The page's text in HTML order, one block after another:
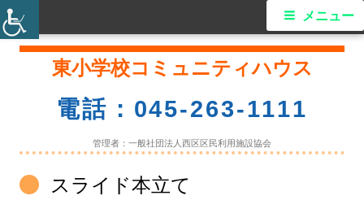
東小学校コミュニティハウス
電話：045-263-1111
管理者：一般社団法人西区区民利用施設協会
メ
メニュー
タ
スライド本立て